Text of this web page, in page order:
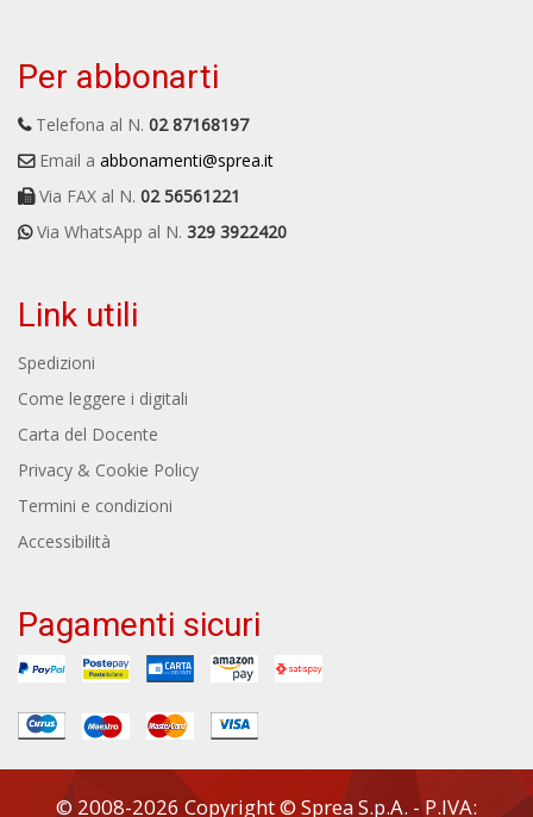
Per abbonarti
Telefona al N. 02 87168197
Email a abbonamenti@sprea.it
Via FAX al N. 02 56561221
Via WhatsApp al N. 329 3922420
Link utili
Spedizioni
Come leggere i digitali
Carta del Docente
Privacy & Cookie Policy
Termini e condizioni
Accessibilità
Pagamenti sicuri
© 2008-2026 Copyright © Sprea S.p.A. - P.IVA: